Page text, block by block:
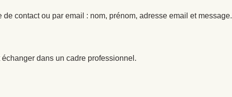
contact ou par email : nom, prénom, adresse email et message.
dans un cadre professionnel.